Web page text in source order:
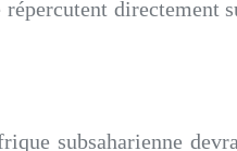
subsaharienne